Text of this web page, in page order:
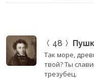
48
Так море,
твой? Ты
трезубец.